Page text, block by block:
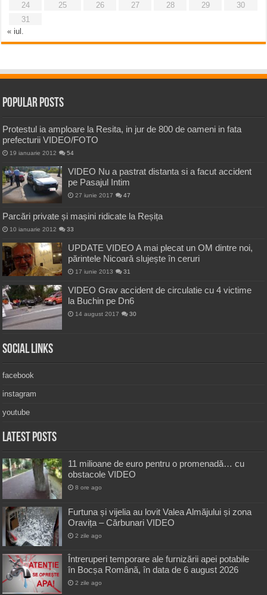
24
25 26 27 28 29
30
31
« iul.
Popular Posts
Protestul ia amploare la Resita, in jur de 800 de oameni in fata
prefecturii VIDEO/FOTO
19 ianuarie 2012 54
VIDEO Nu a pastrat distanta si a facut accident
pe Pasajul Intim
27 iunie 2017 47
Parcări private și mașini ridicate la Reșița
10 ianuarie 2012 33
UPDATE VIDEO A mai plecat un OM dintre noi,
părintele Nicoară slujește în ceruri
17 iunie 2013 31
VIDEO Grav accident de circulatie cu 4 victime
la Buchin pe Dn6
14 august 2017 30
Social Links
facebook
instagram
youtube
Latest Posts
11 milioane de euro pentru o promenadă… cu
obstacole VIDEO
8 ore ago
Furtuna și vijelia au lovit Valea Almăjului și zona
Oravița – Cărbunari VIDEO
2 zile ago
Întreruperi temporare ale furnizării apei potabile
în Bocșa Română, în data de 6 august 2026
2 zile ago